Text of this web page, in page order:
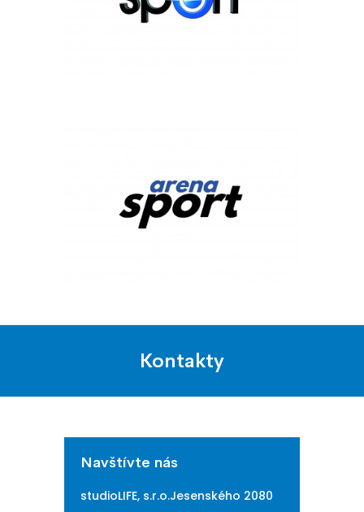
Kontakty
Navštívte nás
studioLIFE, s.r.o.Jesenského 2080